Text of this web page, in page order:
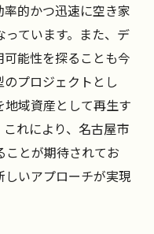
的かつ迅速に空き家
ています。また、デ
能性を探ることも今
プロジェクトとし
域資産として再生す
れにより、名古屋市
ことが期待されてお
しいアプローチが実現